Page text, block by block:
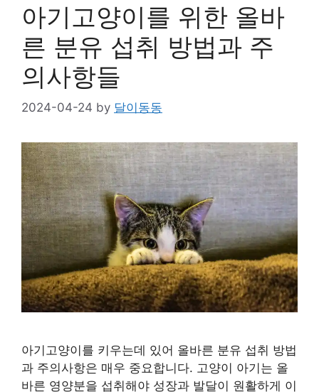
아기고양이를 위한 올바
른 분유 섭취 방법과 주
의사항들
2024-04-24 by 달이동동
아기고양이를 키우는데 있어 올바른 분유 섭취 방법
과 주의사항은 매우 중요합니다. 고양이 아기는 올
바른 영양분을 섭취해야 성장과 발달이 원활하게 이